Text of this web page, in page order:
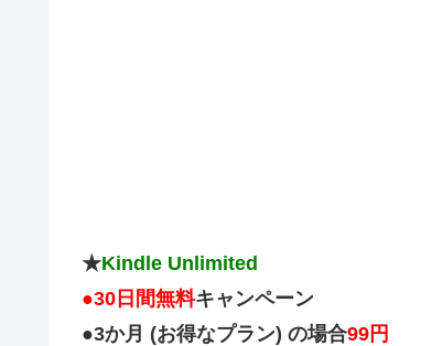
★Kindle Unlimited
●30日間無料キャンペーン
●3か月 (お得なプラン) の場合99円